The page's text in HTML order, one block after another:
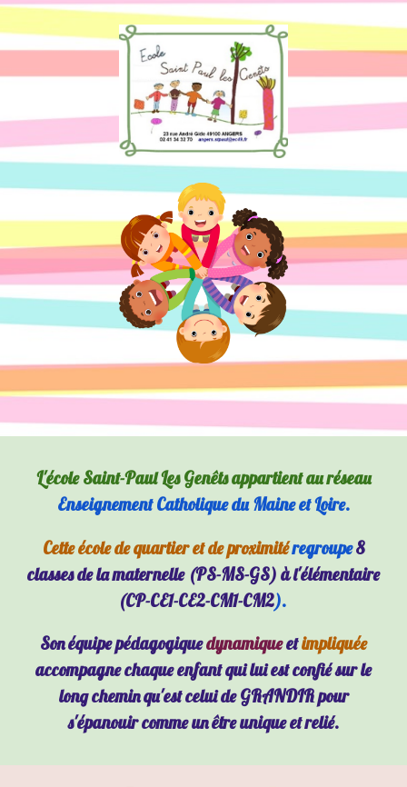
L'école Saint-Paul Les Genêts appartient au réseau
Enseignement Catholique du Maine et Loire.
Cette école de quartier et de proximitéregroupe8
classes de la maternelle (PS-MS-GS) à l'élémentaire
(CP-CE1-CE2-CM1-CM2).
Son équipe pédagogiquedynamiqueetimpliquée
accompagne chaque enfant qui lui est confié sur le
long chemin qu'est celui de GRANDIR pour
s'épanouir comme un être unique et relié.